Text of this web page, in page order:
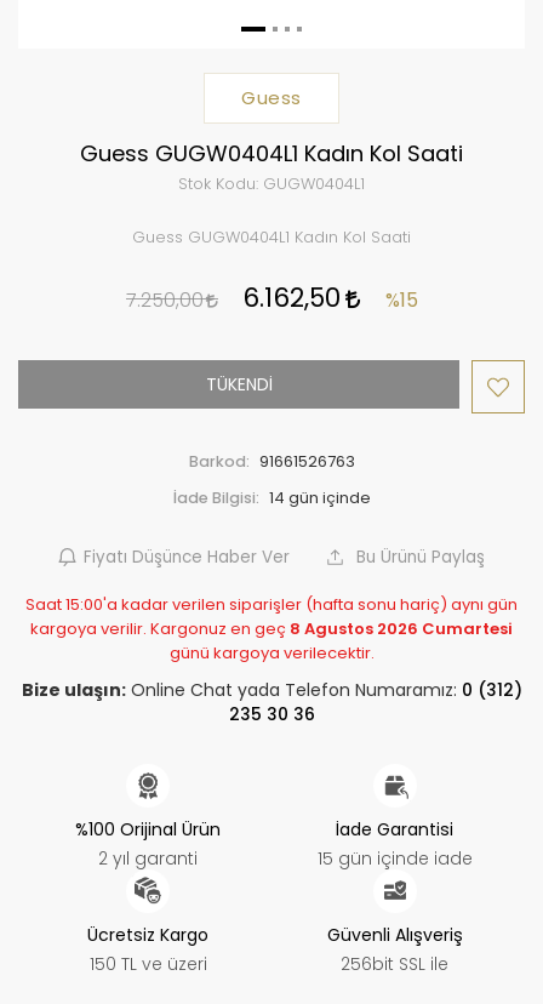
Guess
Guess GUGW0404L1 Kadın Kol Saati
Stok Kodu: GUGW0404L1
Guess GUGW0404L1 Kadın Kol Saati
7.250,00 6.162,50 %15
TÜKENDİ
Barkod: 91661526763
İade Bilgisi:
Fiyatı Düşünce Haber Ver Bu Ürünü Paylaş
Saat 15:00'a kadar verilen siparişler (hafta sonu hariç) aynı gün
kargoya verilir. Kargonuz en geç 8 Agustos 2026 Cumartesi
günü kargoya verilecektir.
Bize ulaşın:Online Chat yada Telefon Numaramız: 0 (312)
235 30 36
%100 Orijinal Ürün
2 yıl garanti
İade Garantisi
15 gün içinde iade
Ücretsiz Kargo
150 TL ve üzeri
Güvenli Alışveriş
256bit SSL ile